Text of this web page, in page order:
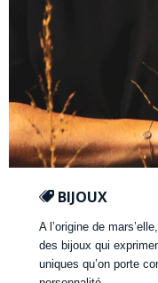
BIJOUX
A l’origine de
des bijoux qui
uniques qu’on porte